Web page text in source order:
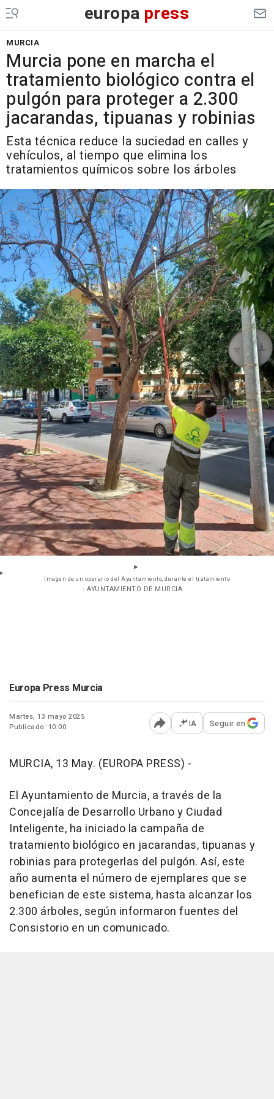
europa press
MURCIA
Murcia pone en marcha el
tratamiento biológico contra el
pulgón para proteger a 2.300
jacarandas, tipuanas y robinias
Esta técnica reduce la suciedad en calles y
vehículos, al tiempo que elimina los
tratamientos químicos sobre los árboles
Imagen de un operario del Ayuntamiento, durante el tratamiento
- AYUNTAMIENTO DE MURCIA
Europa Press Murcia
Martes, 13 mayo 2025
Publicado: 10:00
Abrir opciones para
IA Seguir en
MURCIA, 13 May. (EUROPA PRESS) -
El Ayuntamiento de Murcia, a través de la
Concejalía de Desarrollo Urbano y Ciudad
Inteligente, ha iniciado la campaña de
tratamiento biológico en jacarandas, tipuanas y
robinias para protegerlas del pulgón. Así, este
año aumenta el número de ejemplares que se
benefician de este sistema, hasta alcanzar los
2.300 árboles, según informaron fuentes del
Consistorio en un comunicado.